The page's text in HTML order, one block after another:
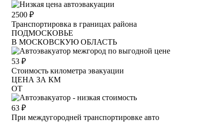
2500 ₽
Транспортировка в границах района
ПОДМОСКОВЬЕ
В МОСКОВСКУЮ ОБЛАСТЬ
53 ₽
Стоимость километра эвакуации
ЦЕНА ЗА КМ
ОТ
63 ₽
При междугородней транспортировке авто